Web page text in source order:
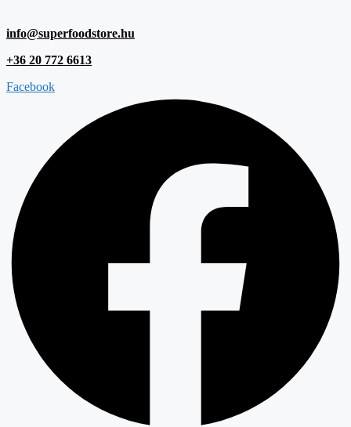
info@superfoodstore.hu
+36 20 772 6613
Facebook